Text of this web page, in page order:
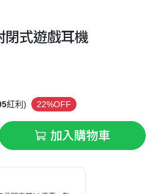
閉式遊戲耳機
紅利) 22%OFF
加入購物車